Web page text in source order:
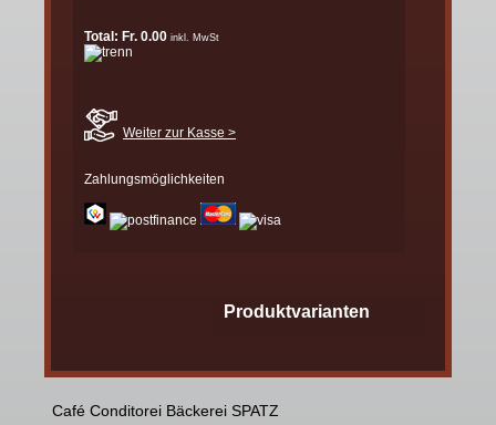
Total: Fr. 0.00 inkl. MwSt
Weiter zur Kasse >
Zahlungsmöglichkeiten
Produktvarianten
Café Conditorei Bäckerei SPATZ